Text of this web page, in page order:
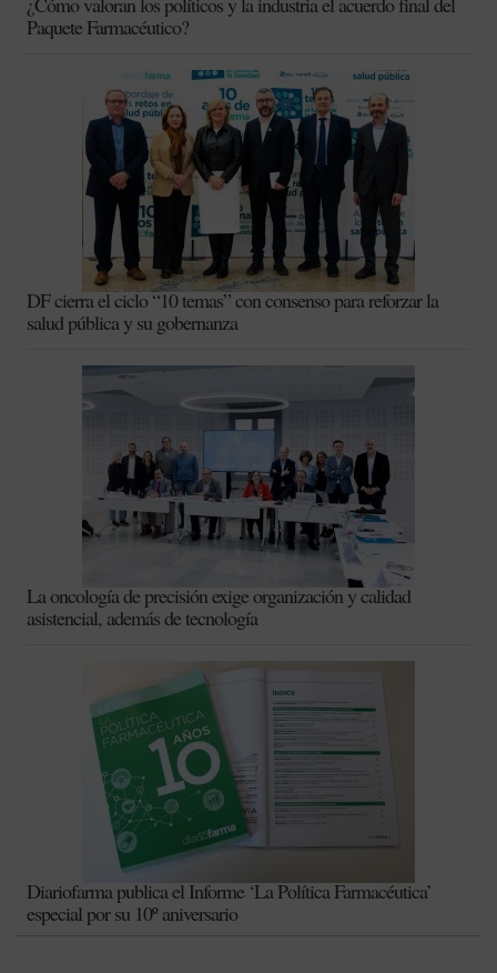
Paquete Farmacéutico?
DF cierra el ciclo “10 temas” con consenso para reforzar la
salud pública y su gobernanza
La oncología de precisión exige organización y calidad
asistencial, además de tecnología
Diariofarma publica el Informe ‘La Política Farmacéutica’
especial por su 10º aniversario